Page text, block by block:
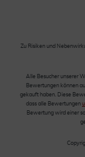
Zu Risiken und
Alle Besucher unserer
Bewertungen können
gekauft haben. Diese
dass alle Bewertungen
Bewertung wird einer